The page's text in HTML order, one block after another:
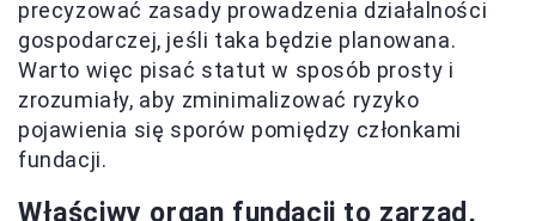
precyzować zasady prowadzenia działalności
gospodarczej, jeśli taka będzie planowana.
Warto więc pisać statut w sposób prosty i
zrozumiały, aby zminimalizować ryzyko
pojawienia się sporów pomiędzy członkami
fundacji.
Właściwy organ fundacji to zarząd,